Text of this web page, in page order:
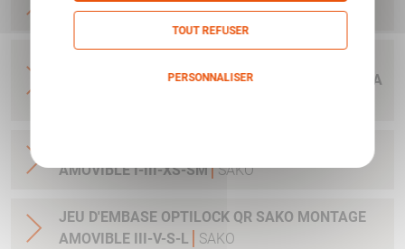
MONTAGE AMOVIBLE BAS 30MM SAKO
MONTAGE AMOVIBLE BAS 36MM OBJECTIF 71 A
AMOVIBLE I-III-XS-SM SAKO
JEU D'EMBASE OPTILOCK QR SAKO MONTAGE
AMOVIBLE III-V-S-L
SAKO
TOUT REFUSER
PERSONNALISER